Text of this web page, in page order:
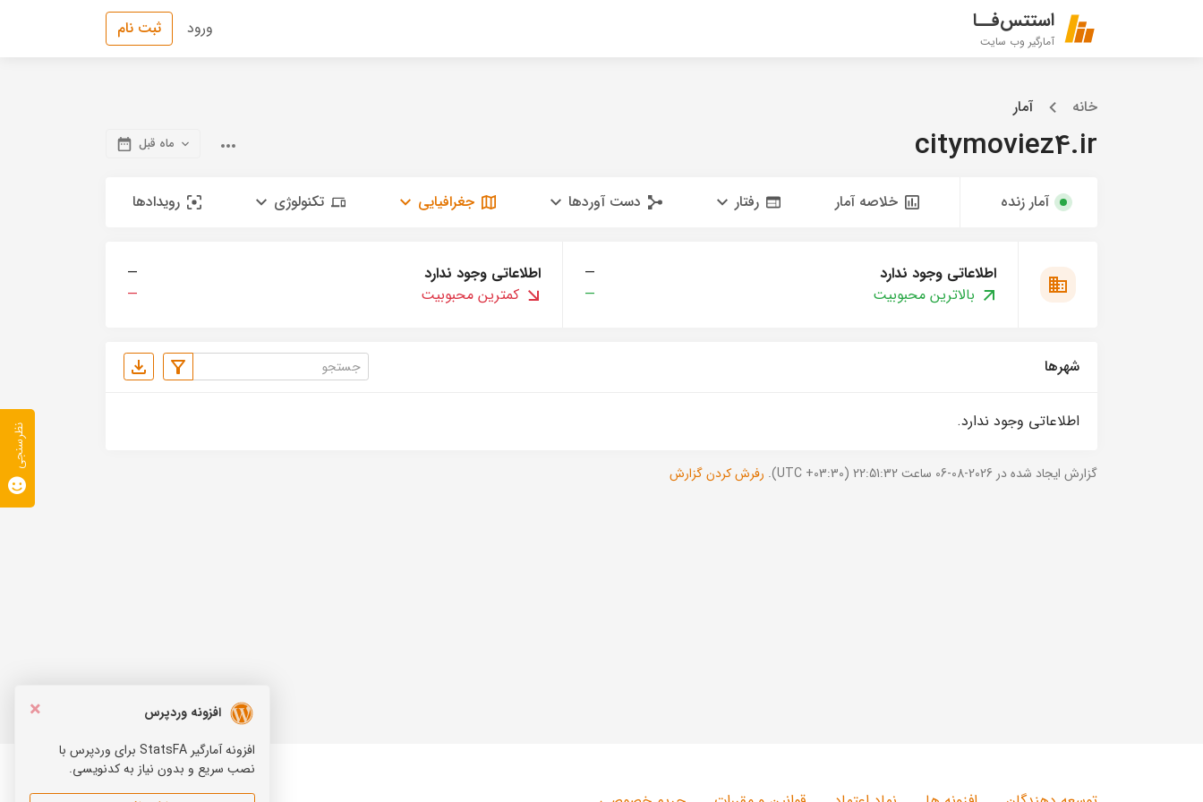
استتس‌فــا
آمارگیر وب سایت
ورود ثبت نام
خانه آمار
citymoviez4.ir ماه قبل
آمار زنده خلاصه آمار رفتار دست آوردها جغرافیایی تکنولوژی رویدادها
اطلاعاتی وجود ندارد
—
بالاترین محبوبیت
—
اطلاعاتی وجود ندارد
—
کمترین محبوبیت
—
شهرها
اطلاعاتی وجود ندارد.
گزارش ایجاد شده در 2026-08-06 ساعت 22:51:32 (UTC +03:30). رفرش کردن گزارش
×
افزونه وردپرس
افزونه آمارگیر StatsFA برای وردپرس با
نصب سریع و بدون نیاز به کدنویسی.
نظرسنجی